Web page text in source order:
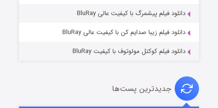
دانلود فیلم پیشمرگ با کیفیت عالی BluRay
دانلود فیلم زیبا صدایم کن با کیفیت عالی BluRay
دانلود فیلم کوکتل مولوتوف با کیفیت BluRay
جدیدترین پست‌ها